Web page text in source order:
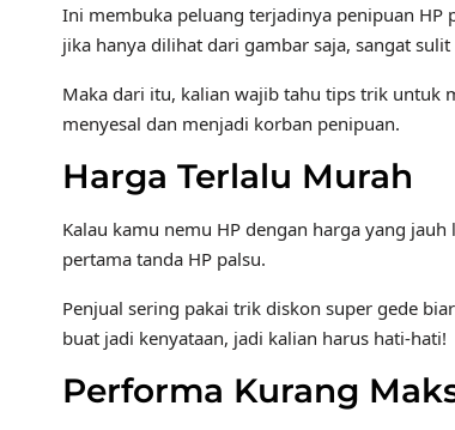
Ini membuka peluang terjadinya penipuan HP
jika hanya dilihat dari gambar saja, sangat
Maka dari itu, kalian wajib tahu tips trik untuk
menyesal dan menjadi korban penipuan.
Harga Terlalu Murah
Kalau kamu nemu HP dengan harga yang
pertama tanda HP palsu.
Penjual sering pakai trik diskon super gede
buat jadi kenyataan, jadi kalian harus hati-hati!
Performa Kurang